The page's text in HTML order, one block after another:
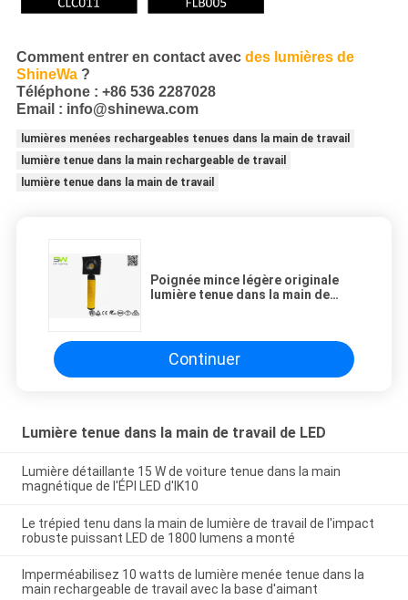
Comment entrer en contact avec des lumières de
ShineWa?
Téléphone : +86 536 2287028
Email : info@shinewa.com
lumières menées rechargeables tenues dans la main de travail
lumière tenue dans la main rechargeable de travail
lumière tenue dans la main de travail
Poignée mince légère originale
lumière tenue dans la main de
Continuer
Lumière tenue dans la main de travail de LED
Lumière détaillante 15 W de voiture tenue dans la main
magnétique de l'ÉPI LED d'IK10
Le trépied tenu dans la main de lumière de travail de l'impact
robuste puissant LED de 1800 lumens a monté
Imperméabilisez 10 watts de lumière menée tenue dans la
main rechargeable de travail avec la base d'aimant